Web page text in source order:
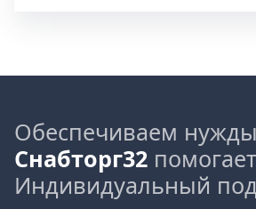
Обеспечиваем
Снабторг32
Индивидуальный